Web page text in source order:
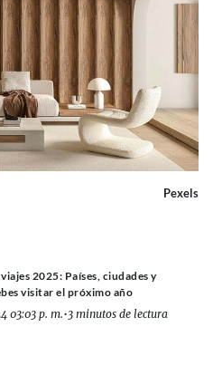
Pexels
2025: Países, ciudades y
visitar el próximo año
03:03 p. m.•3 minutos de lectura